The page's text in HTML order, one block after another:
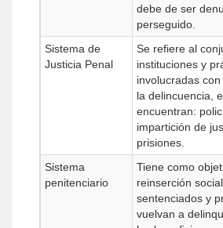
debe de ser
perseguido.
Sistema de
Justicia Penal
Se refiere al
instituciones y
involucradas
la delincuencia,
encuentran:
impartición de
prisiones.
Sistema
penitenciario
Tiene como
reinserción
sentenciados y
vuelvan a